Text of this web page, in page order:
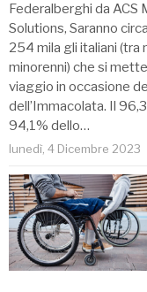
Federalberghi da ACS
Solutions, Saranno
254 mila gli italiani (tra
minorenni) che si
viaggio in occasione
dell’Immacolata. Il
94,1% dello…
lunedì, 4 Dicembre 2023